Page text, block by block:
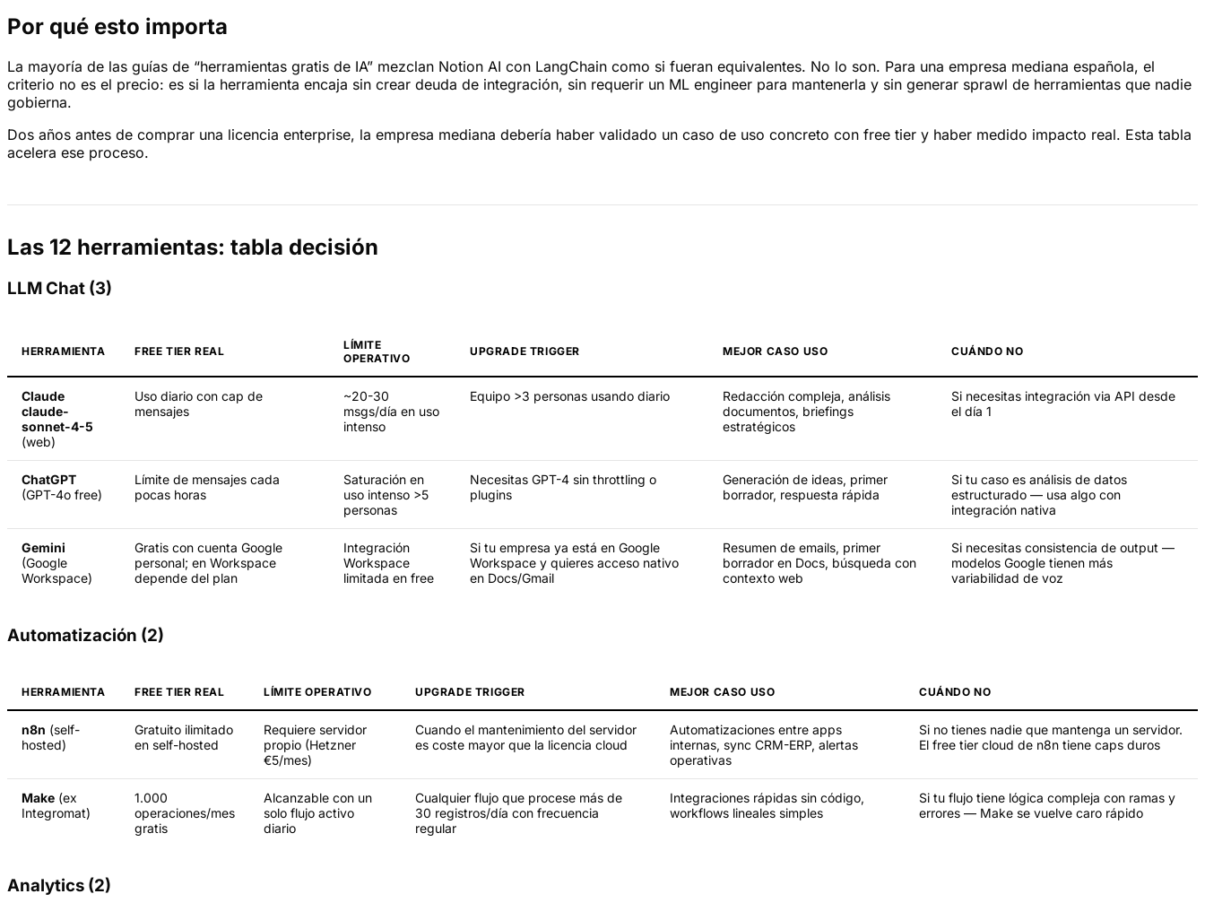
Por qué esto importa
La mayoría de las guías de “herramientas gratis de IA” mezclan Notion AI con LangChain como si fueran equivalentes. No lo son. Para una empresa mediana española, el
criterio no es el precio: es si la herramienta encaja sin crear deuda de integración, sin requerir un ML engineer para mantenerla y sin generar sprawl de herramientas que nadie
gobierna.
Dos años antes de comprar una licencia enterprise, la empresa mediana debería haber validado un caso de uso concreto con free tier y haber medido impacto real. Esta tabla
acelera ese proceso.
Las 12 herramientas: tabla decisión
LLM Chat (3)
HERRAMIENTA FREE TIER REAL
LÍMITE
OPERATIVO
UPGRADE TRIGGER MEJOR CASO USO CUÁNDO NO
Claude
claude-
sonnet-4-5
(web)
Uso diario con cap de
mensajes
~20-30
msgs/día en uso
intenso
Equipo >3 personas usando diario
Redacción compleja, análisis
documentos, briefings
estratégicos
Si necesitas integración via API desde
el día 1
ChatGPT
(GPT-4o free)
Límite de mensajes cada
pocas horas
Saturación en
uso intenso >5
personas
Necesitas GPT-4 sin throttling o
plugins
Generación de ideas, primer
borrador, respuesta rápida
Si tu caso es análisis de datos
estructurado — usa algo con
integración nativa
Gemini
(Google
Workspace)
Gratis con cuenta Google
personal; en Workspace
depende del plan
Integración
Workspace
limitada en free
Si tu empresa ya está en Google
Workspace y quieres acceso nativo
en Docs/Gmail
Resumen de emails, primer
borrador en Docs, búsqueda con
contexto web
Si necesitas consistencia de output —
modelos Google tienen más
variabilidad de voz
Automatización (2)
HERRAMIENTA FREE TIER REAL LÍMITE OPERATIVO UPGRADE TRIGGER MEJOR CASO USO CUÁNDO NO
n8n (self-
hosted)
Gratuito ilimitado
en self-hosted
Requiere servidor
propio (Hetzner
€5/mes)
Cuando el mantenimiento del servidor
es coste mayor que la licencia cloud
Automatizaciones entre apps
internas, sync CRM-ERP, alertas
operativas
Si no tienes nadie que mantenga un servidor.
El free tier cloud de n8n tiene caps duros
Make (ex
Integromat)
1.000
operaciones/mes
gratis
Alcanzable con un
solo flujo activo
diario
Cualquier flujo que procese más de
30 registros/día con frecuencia
regular
Integraciones rápidas sin código,
workflows lineales simples
Si tu flujo tiene lógica compleja con ramas y
errores — Make se vuelve caro rápido
Analytics (2)